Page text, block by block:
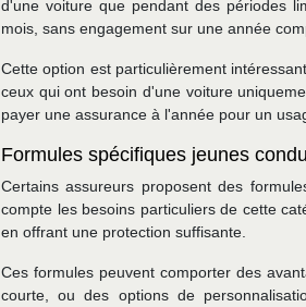
d'une voiture que pendant des périodes
mois, sans engagement sur une année
Cette option est particulièrement
ceux qui ont besoin d'une voiture
payer une assurance à l'année pour un
Formules spécifiques jeunes
Certains assureurs proposent des
compte les besoins particuliers de cette
en offrant une protection suffisante.
Ces formules peuvent comporter des
courte, ou des options de